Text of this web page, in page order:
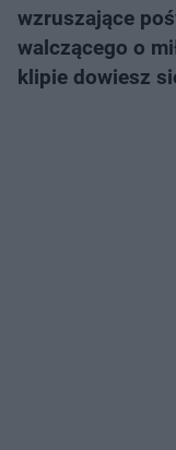
wzruszające
walczącego o
klipie dowiesz